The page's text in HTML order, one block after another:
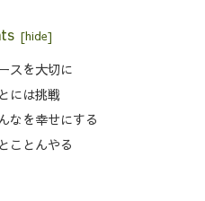
スを大切に
には挑戦
なを幸せにする
ことんやる